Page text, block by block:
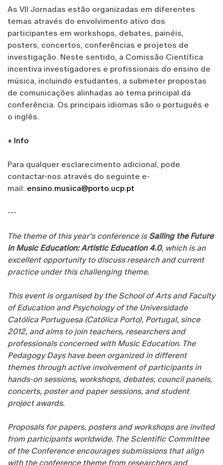
As VII Jornadas estão organizadas em diferentes
temas através do envolvimento ativo dos
participantes em workshops, debates, painéis,
posters, concertos, conferências e projetos de
investigação. Neste sentido, a Comissão Científica
incentiva investigadores e profissionais do ensino de
música, incluindo estudantes, a submeter propostas
de comunicações alinhadas ao tema principal da
conferência. Os principais idiomas são o português e
o inglês.
+ Info
Para qualquer esclarecimento adicional, pode
contactar-nos através do seguinte e-
mail: ensino.musica@porto.ucp.pt
---
The theme of this year's conference is Sailing the Future
in Music Education: Artistic Education 4.0, which is an
excellent opportunity to discuss research and current
practice under this challenging theme.
This event is organised by the School of Arts and Faculty
of Education and Psychology of the Universidade
Católica Portuguesa (Católica Porto), Portugal, since
2012, and aims to join teachers, researchers and
professionals concerned with Music Education. The
Pedagogy Days have been organized in different
themes through active involvement of participants in
hands-on sessions, workshops, debates, council panels,
concerts, poster and paper sessions, and student
project awards.
Proposals for papers, posters and workshops are invited
from participants worldwide. The Scientific Committee
of the Conference encourages submissions that align
with the conference theme from researchers and